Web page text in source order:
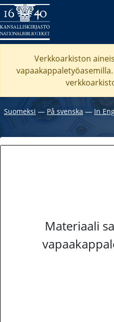
Verkkoarkiston
Suomeksi ― På svenska ― In
Materiaali